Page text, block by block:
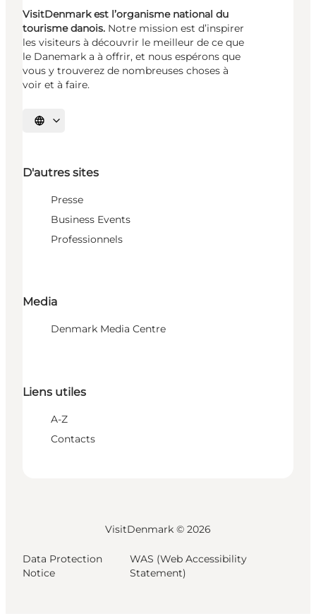
VisitDenmark est l’organisme national du
tourisme danois. Notre mission est d’inspirer
les visiteurs à découvrir le meilleur de ce que
le Danemark a à offrir, et nous espérons que
vous y trouverez de nombreuses choses à
voir et à faire.
Choisissez la langue
D'autres sites
Presse
Business Events
Professionnels
Media
Denmark Media Centre
Liens utiles
A-Z
Contacts
VisitDenmark © 2026
Data Protection
Notice
WAS (Web Accessibility
Statement)